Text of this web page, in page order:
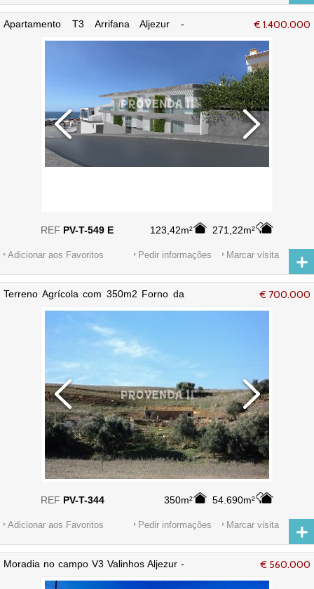
€ 1.400.000
Apartamento T3 Arrifana Aljezur -
123,42m² 271,22m²
REF PV-T-549 E
Adicionar aos Favoritos Marcar visita
Pedir informações
€ 700.000
Terreno Agrícola com 350m2 Forno da
350m² 54.690m²
REF PV-T-344
Adicionar aos Favoritos Marcar visita
Pedir informações
€ 560.000
Moradia no campo V3 Valinhos Aljezur -